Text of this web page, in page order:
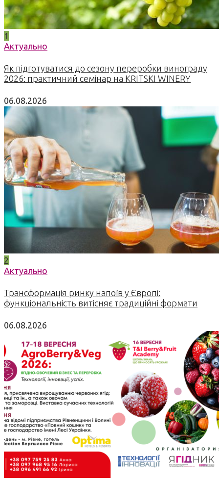
1
Актуально
Як підготуватися до сезону переробки винограду
2026: практичний семінар на KRITSKI WINERY
06.08.2026
2
Актуально
Трансформація ринку напоїв у Європі:
функціональність витісняє традиційні формати
06.08.2026